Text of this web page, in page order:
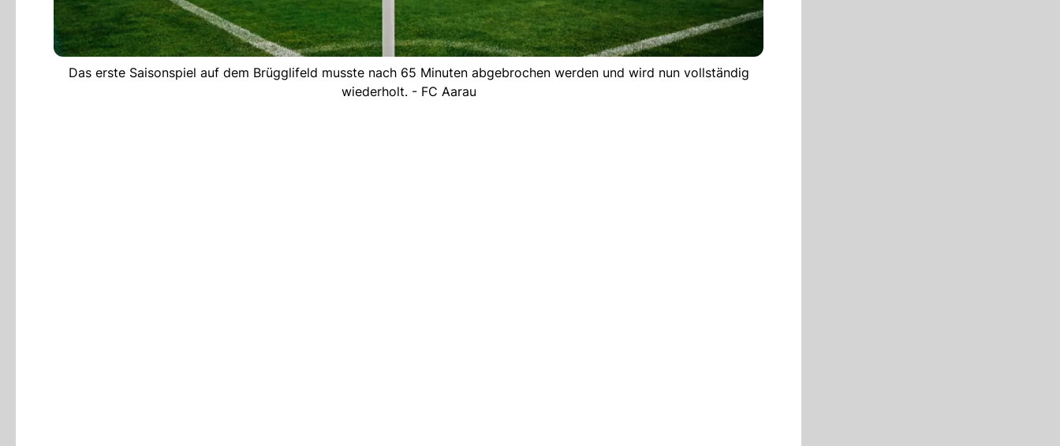
Das erste Saisonspiel auf dem Brügglifeld musste nach 65 Minuten abgebrochen werden und wird nun vollständig
wiederholt. - FC Aarau